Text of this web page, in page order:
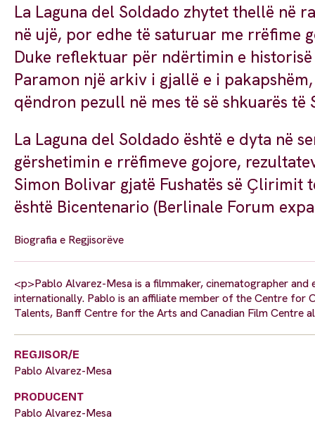
La Laguna del Soldado zhytet thellë në
në ujë, por edhe të saturuar me
Duke reflektuar për ndërtimin e
Paramon një arkiv i gjallë e i
qëndron pezull në mes të së shkuarës
La Laguna del Soldado është e dyta në
gërshetimin e rrëfimeve gojore,
Simon Bolivar gjatë Fushatës së Ҫlirimit
është Bicentenario (Berlinale Forum
Biografia e Regjisorëve
<p>Pablo Alvarez-Mesa is a filmmaker, cinematographer
internationally. Pablo is an affiliate member of the Centre for
Talents, Banff Centre for the Arts and Canadian Film Centre
REGJISOR/E
Pablo Alvarez-Mesa
PRODUCENT
Pablo Alvarez-Mesa